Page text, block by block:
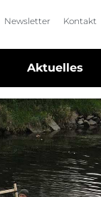
Newsletter Kontakt
Aktuelles